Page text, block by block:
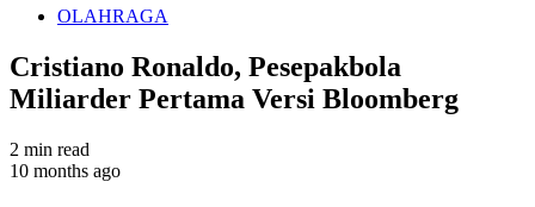
OLAHRAGA
Cristiano Ronaldo, Pesepakbola
Miliarder Pertama Versi Bloomberg
2 min read
10 months ago